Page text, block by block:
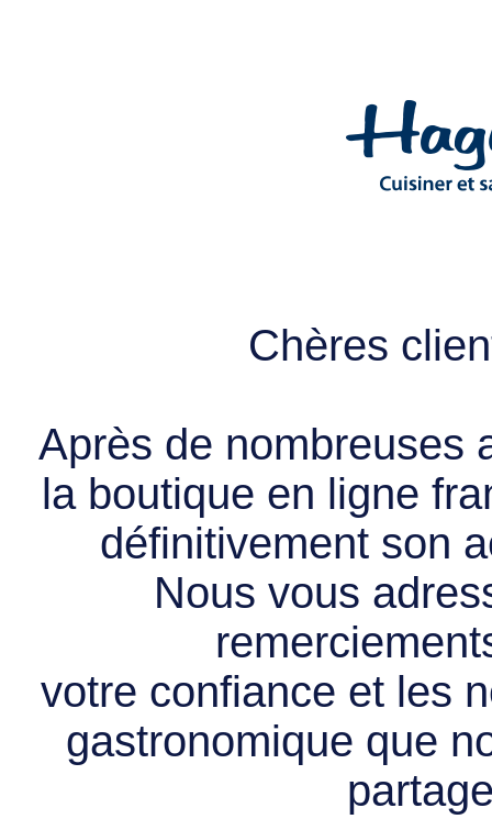
Chères
Après de nombreuses
la boutique en ligne
définitivement son
Nous vous
votre confiance et les
gastronomique que